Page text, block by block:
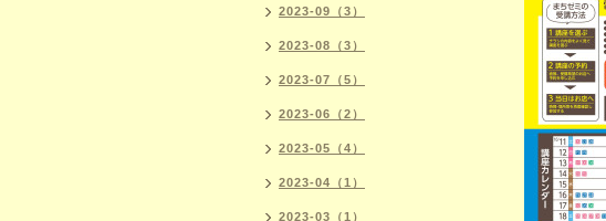
2023-09（3）
2023-08（3）
2023-07（5）
2023-06（2）
2023-05（4）
2023-04（1）
2023-03（1）